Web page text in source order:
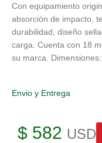
Con equipamiento
absorción de impacto,
durabilidad, diseño
carga. Cuenta con 18
su marca.
Envio y Entrega
$ 582 USD